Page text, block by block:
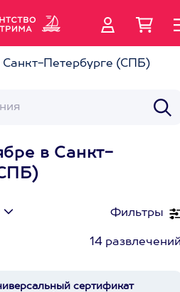
Санкт-Петербурге (СПБ)
в Санкт-
Фильтры
14
сертификат